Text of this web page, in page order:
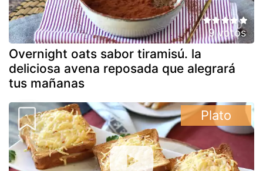
9 votos
Overnight oats sabor tiramisú. la
deliciosa avena reposada que alegrará
tus mañanas
Plato